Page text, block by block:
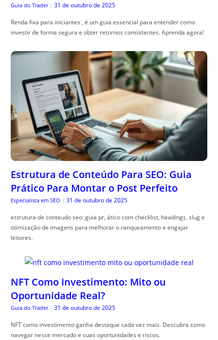
Guia do Trader | 31 de outubro de 2025
Renda fixa para iniciantes , é um guia essencial para entender como
investir de forma segura e obter retornos consistentes. Aprenda agora!
Estrutura de Conteúdo Para SEO: Guia
Prático Para Montar o Post Perfeito
Especialista em SEO | 31 de outubro de 2025
estrutura de conteudo seo: guia pr, ático com checklist, headings, slug e
otimização de imagens para melhorar o ranqueamento e engajar
leitores.
NFT Como Investimento: Mito ou
Oportunidade Real?
Guia do Trader | 31 de outubro de 2025
NFT como investimento ganha destaque cada vez mais. Descubra como
navegar nesse mercado e suas oportunidades e riscos.